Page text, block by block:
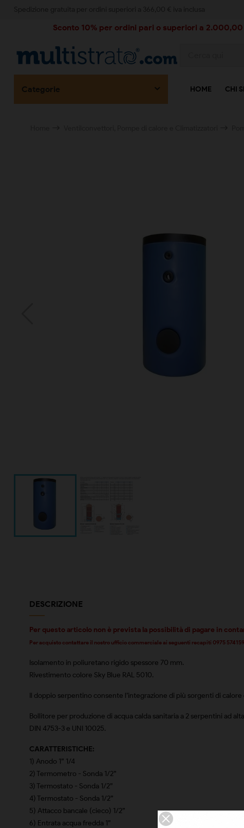
Sconto 10% per ordini pari o superiori a
Categorie HOME CHI
DESCRIZIONE
Per questo articolo non è prevista la possibilità di pagare in
Per acquisto contattare il nostro ufficio commerciale ai seguenti recapiti 0975
Isolamento in poliuretano rigido spessore 70 mm.
Rivestimento colore Sky Blue RAL 5010.
Il doppio serpentino consente l’integrazione di più sorgenti di
Bollitore per produzione di acqua calda sanitaria a 2 serpentini ad
DIN 4753-3 e UNI 10025.
CARATTERISTICHE:
1) Anodo 1” 1/4
2) Termometro - Sonda 1/2”
3) Termostato - Sonda 1/2”
4) Termostato - Sonda 1/2”
5) Attacco bancale (cieco) 1/2”
6) Entrata acqua fredda 1”